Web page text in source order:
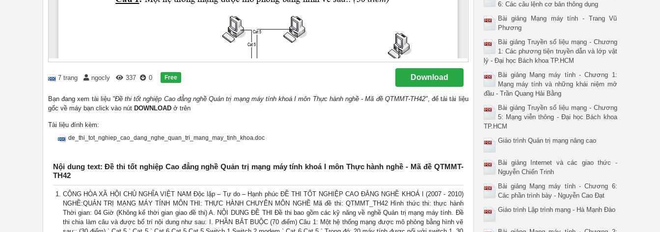
7 trang ngocly 337 0 Free Download
Bạn đang xem tài liệu "Đề thi tốt nghiệp Cao đẳng nghề Quản trị mạng máy tính khoá I môn Thực hành nghề - Mã đề QTMMT-TH42", để tải tài liệu
gốc về máy bạn click vào nút DOWNLOAD ở trên
Tài liệu đính kèm:
de_thi_tot_nghiep_cao_dang_nghe_quan_tri_mang_may_tinh_khoa.doc
Nội dung text: Đề thi tốt nghiệp Cao đẳng nghề Quản trị mạng máy tính khoá I môn Thực hành nghề - Mã đề QTMMT-
TH42
CỘNG HÒA XÃ HỘI CHỦ NGHĨA VIỆT NAM Độc lập – Tự do – Hạnh phúc ĐỀ THI TỐT NGHIỆP CAO ĐẲNG NGHỀ KHOÁ I (2007 - 2010)
NGHỀ:QUẢN TRỊ MẠNG MÁY TÍNH MÔN THI: THỰC HÀNH CHUYÊN MÔN NGHỀ Mã đề thi: QTMMT_TH42 Hình thức thi: thực hành
Thời gian: 04 Giờ (Không kể thời gian giao đề thi) A. NỘI DUNG ĐỀ THI Đề thi bao gồm các kỹ năng về nghề Quản trị mạng máy tính. Đề
thi chia làm câu và được bố trí nội dung như sau: I. PHẦN BẮT BUỘC (70 điểm) Câu 1: Một hệ thống mạng được mô phỏng bằng hình vẽ
6: Các câu lệnh cơ bản thông dụng
Bài giảng Mạng máy tính - Trang Vũ
Phương
Bài giảng Truyền số liệu mạng - Chương
1: Các phương tiện truyền dẫn và lớp vật
lý - Đại học Bách khoa TP.HCM
Bài giảng Mạng máy tính - Chương 1:
Mạng máy tính và những khái niệm mở
đầu - Trần Quang Hải Bằng
Bài giảng Truyền số liệu mạng - Chương
5: Mạng viễn thông - Đại học Bách khoa
TP.HCM
Giáo trình Quản trị mạng nâng cao
Bài giảng Internet và các giao thức -
Nguyễn Chiến Trinh
Bài giảng Mạng máy tính - Chương 6:
Các phần trình bày - Nguyễn Cao Đạt
Giáo trình Lập trình mạng - Hà Mạnh Đào